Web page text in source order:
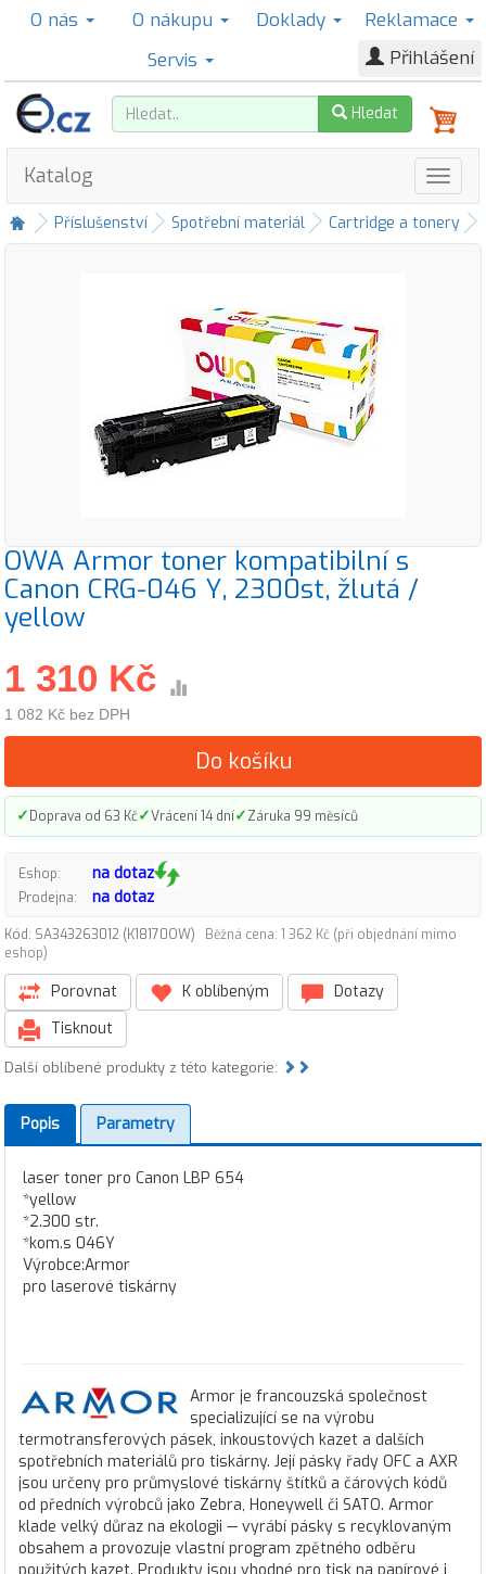
O nás O nákupu Doklady
Reklamace
Servis
Přihlášení
Hledat
Katalog
Příslušenství Spotřební materiál Cartridge a tonery
OWA Armor toner kompatibilní s
Canon CRG-046 Y, 2300st, žlutá /
yellow
1 310 Kč
1 082 Kč bez DPH
Do košíku
✓Doprava od 63 Kč✓Vrácení 14 dní✓Záruka 99 měsíců
Eshop: na dotaz
Prodejna: na dotaz
Kód: SA343263012 (K18170OW)
Běžná cena: 1 362 Kč (při objednání mimo
eshop)
Porovnat K oblíbeným
Dotazy
Tisknout
Další oblíbené produkty z této kategorie:
Popis Parametry
laser toner pro Canon LBP 654
*yellow
*2.300 str.
*kom.s 046Y
Výrobce:Armor
pro laserové tiskárny
Armor je francouzská společnost
specializující se na výrobu
termotransferových pásek, inkoustových kazet a dalších
spotřebních materiálů pro tiskárny. Její pásky řady OFC a AXR
jsou určeny pro průmyslové tiskárny štítků a čárových kódů
od předních výrobců jako Zebra, Honeywell či SATO. Armor
klade velký důraz na ekologii — vyrábí pásky s recyklovaným
obsahem a provozuje vlastní program zpětného odběru